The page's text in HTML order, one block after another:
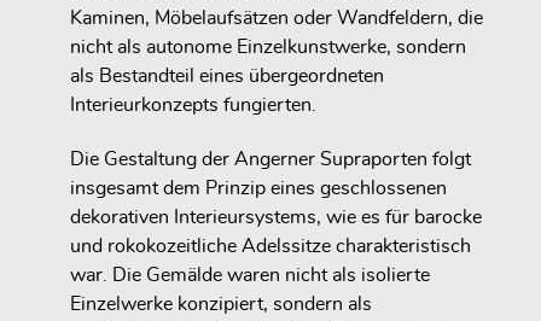
Kaminen, Möbelaufsätzen oder Wandfeldern, die
nicht als autonome Einzelkunstwerke, sondern
als Bestandteil eines übergeordneten
Interieurkonzepts fungierten.
Die Gestaltung der Angerner Supraporten folgt
insgesamt dem Prinzip eines geschlossenen
dekorativen Interieursystems, wie es für barocke
und rokokozeitliche Adelssitze charakteristisch
war. Die Gemälde waren nicht als isolierte
Einzelwerke konzipiert, sondern als